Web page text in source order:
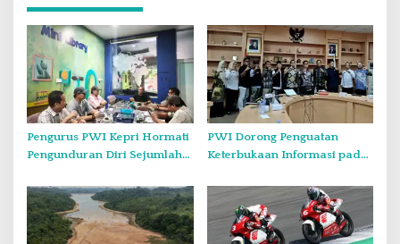
s
i
p
o
s
Pengurus PWI Kepri Hormati
Pengunduran Diri Sejumlah
Administrasi dengan PWI
Pusat
PWI Dorong Penguatan
Keterbukaan Informasi pada
Diskominfo Kepri